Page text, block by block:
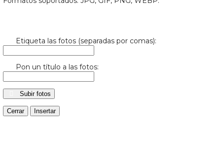
Etiqueta las fotos (separadas por comas):
Pon un título a las fotos:
Subir fotos
Cerrar Insertar